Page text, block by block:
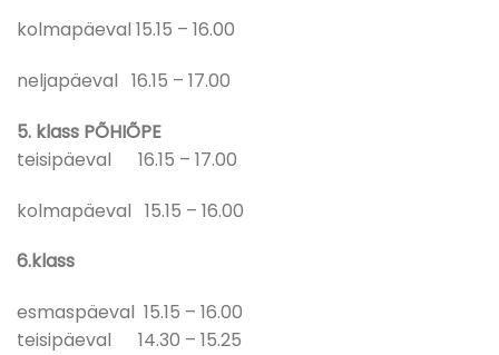
kolmapäeval 15.15 – 16.00
neljapäeval 16.15 – 17.00
5. klass PÕHIÕPE
teisipäeval 16.15 – 17.00
kolmapäeval 15.15 – 16.00
6.klass
esmaspäeval 15.15 – 16.00
teisipäeval 14.30 – 15.25